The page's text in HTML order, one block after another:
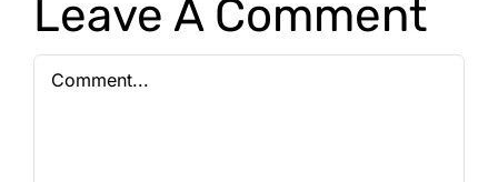
Leave A Comment
Comment